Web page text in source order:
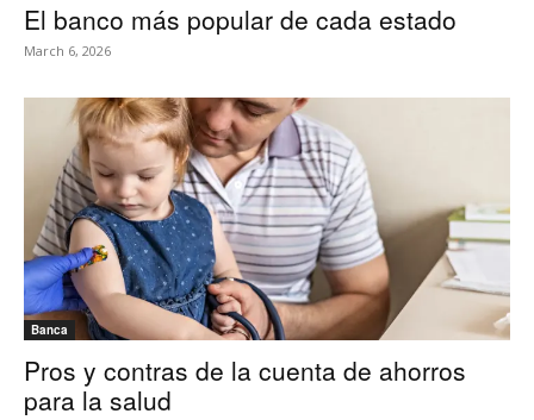
El banco más popular de cada estado
March 6, 2026
Banca
Pros y contras de la cuenta de ahorros
para la salud